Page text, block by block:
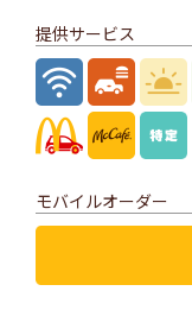
提供サービス
モバイルオーダー